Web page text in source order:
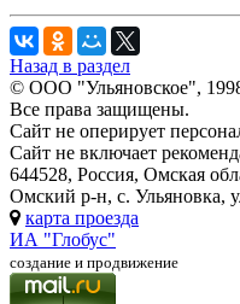
Назад в раздел
© ООО "Ульяновское",
Все права защищены.
Сайт не оперирует
Сайт не включает
644528, Россия, Омская
Омский р-н, с. Ульяновка,
карта проезда
ИА "Глобус"
создание и продвижение